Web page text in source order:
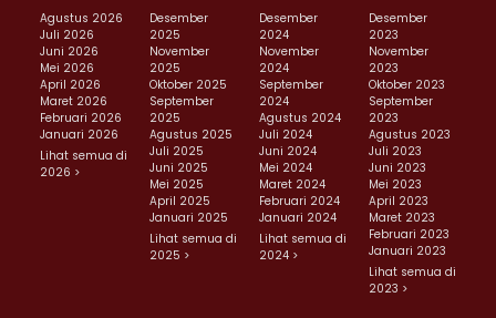
Agustus 2026
Juli 2026
Juni 2026
Mei 2026
April 2026
Maret 2026
Februari 2026
Januari 2026
Lihat semua di
2026 >
Desember
2025
November
2025
Oktober 2025
September
2025
Agustus 2025
Juli 2025
Juni 2025
Mei 2025
April 2025
Januari 2025
Lihat semua di
2025 >
Desember
2024
November
2024
September
2024
Agustus 2024
Juli 2024
Juni 2024
Mei 2024
Maret 2024
Februari 2024
Januari 2024
Lihat semua di
2024 >
Desember
2023
November
2023
Oktober 2023
September
2023
Agustus 2023
Juli 2023
Juni 2023
Mei 2023
April 2023
Maret 2023
Februari 2023
Januari 2023
Lihat semua di
2023 >